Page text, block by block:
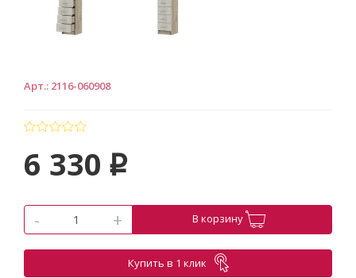
Арт.: 2116-060908
6 330 p
- + В корзину
Купить в 1 клик